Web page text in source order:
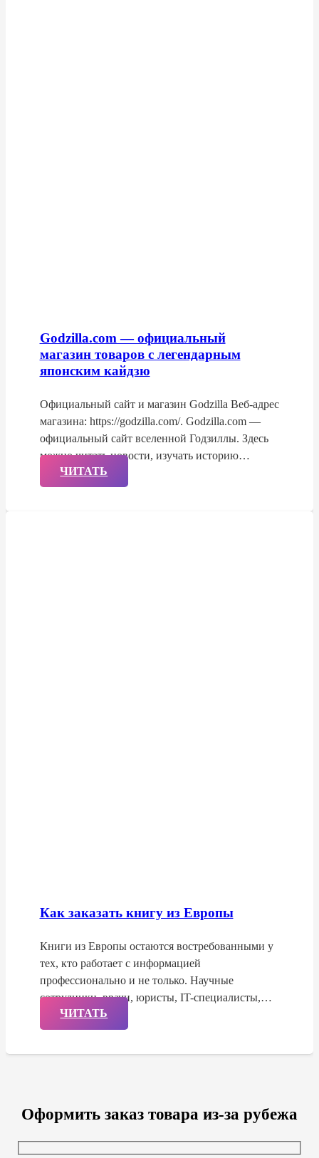
Godzilla.com — официальный
магазин товаров с легендарным
японским кайдзю
Официальный сайт и магазин Godzilla Веб-адрес
магазина: https://godzilla.com/. Godzilla.com —
официальный сайт вселенной Годзиллы. Здесь
можно читать новости, изучать историю…
ЧИТАТЬ
Как заказать книгу из Европы
Книги из Европы остаются востребованными у
тех, кто работает с информацией
профессионально и не только. Научные
сотрудники, врачи, юристы, IT-специалисты,…
ЧИТАТЬ
Оформить заказ товара из-за рубежа